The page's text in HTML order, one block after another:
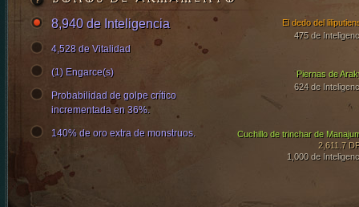
Piernas de
624 de
Cuchillo de trinchar de
2,611.7
1,000 de
El dedo del
475 de
8,940 de Inteligencia
4,528 de Vitalidad
(1) Engarce(s)
Probabilidad de golpe crítico
incrementada en 36%.
140% de oro extra de monstruos.